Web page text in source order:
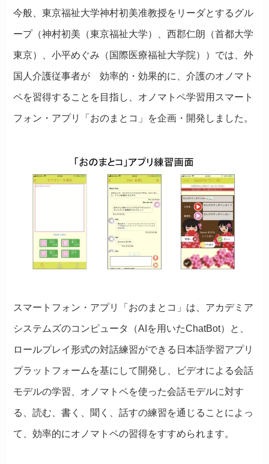
今般、東京福祉大学神村初美准教授をリーダとするグル
ープ（神村初美（東京福祉大学）、西郡仁朗（首都大学
東京）、小平めぐみ（国際医療福祉大学院））では、外
国人介護従事者が 効率的・効果的に、介護のオノマト
ペを習得することを目指し、オノマトペ学習用スマート
フォン・アプリ「おのまとコ」を企画・開発しました。
スマートフォン・アプリ「おのまとコ」は、アカデミア
システムズのコンピュータ（AIを用いたChatBot）と、
ロールプレイ形式の対話練習ができる日本語学習アプリ
プラットフォームを基にして開発し、ビデオによる会話
モデルの学習、オノマトペを使った会話モデルに対す
る、読む、書く、聞く、話すの練習を通じることによっ
て、効率的にオノマトペの習得をすすめられます。